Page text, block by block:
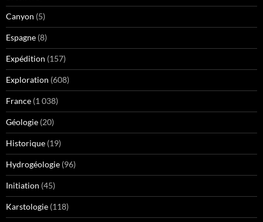
Canyon (5)
Espagne (8)
Expédition (157)
Exploration (608)
France (1 038)
Géologie (20)
Historique (19)
Hydrogéologie (96)
Initiation (45)
Karstologie (118)